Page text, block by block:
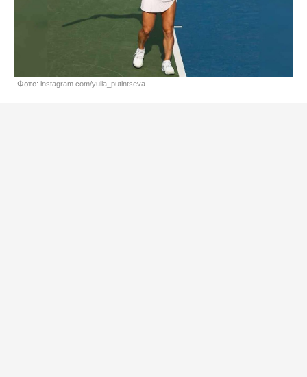
Фото: instagram.com/yulia_putintseva